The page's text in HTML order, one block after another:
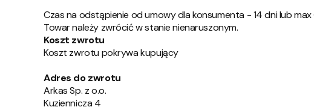
Czas na odstąpienie od umowy dla konsumenta - 14 dni lub
Towar należy zwrócić w stanie nienaruszonym.
Koszt zwrotu
Koszt zwrotu pokrywa kupujący
Adres do zwrotu
Arkas Sp. z o.o.
Kuziennicza 4